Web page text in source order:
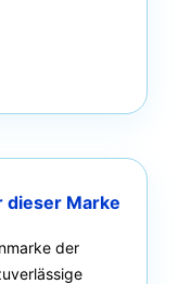
dieser Marke
der